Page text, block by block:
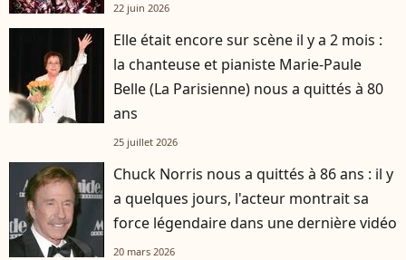
22 juin 2026
Elle était encore sur scène il y a 2 mois :
la chanteuse et pianiste Marie-Paule
Belle (La Parisienne) nous a quittés à 80
ans
25 juillet 2026
Chuck Norris nous a quittés à 86 ans : il y
a quelques jours, l'acteur montrait sa
force légendaire dans une dernière vidéo
20 mars 2026